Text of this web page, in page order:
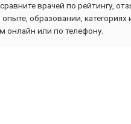
врачей по рейтингу,
образовании,
онлайн или по телефону.